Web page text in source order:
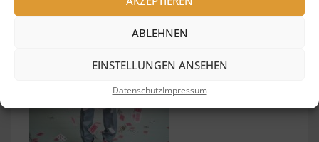
ABLEHNEN
EINSTELLUNGEN ANSEHEN
DatenschutzImpressum